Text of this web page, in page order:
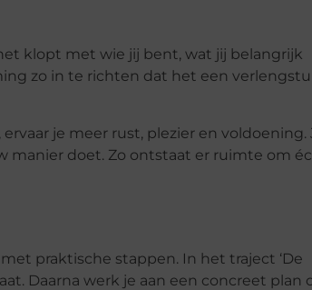
klopt met wie jij bent, wat jij belangrijk
zo in te richten dat het een
je meer rust, plezier en voldoening.
manier doet. Zo ontstaat er ruimte om
praktische stappen. In het traject ‘De
Daarna werk je aan een concreet plan